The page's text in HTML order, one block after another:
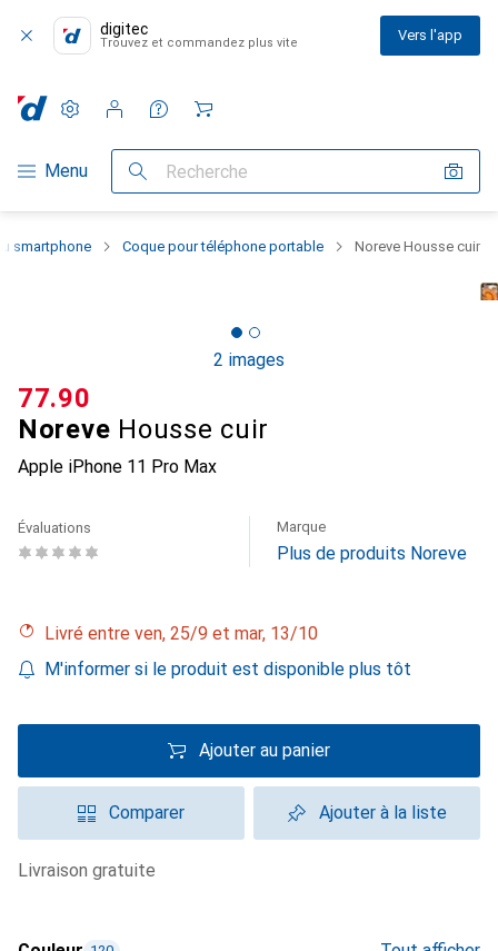
digitec
Trouvez et commandez plus vite Vers l'app
Navigation par catégorie
Menu Recherche
Paramètres
Compte client
Listes de comparaison
Listes d'envies
Panier
smartphone Coque pour téléphone portable Noreve Housse cuir
2 images
Noreve Housse cuir
Apple iPhone 11 Pro Max
CHF
77.90
Évaluations Marque
Plus de produits Noreve
Livré entre ven, 25/9 et mar, 13/10
M'informer si le produit est disponible plus tôt
Ajouter au panier
Comparer Ajouter à la liste
livraison gratuite